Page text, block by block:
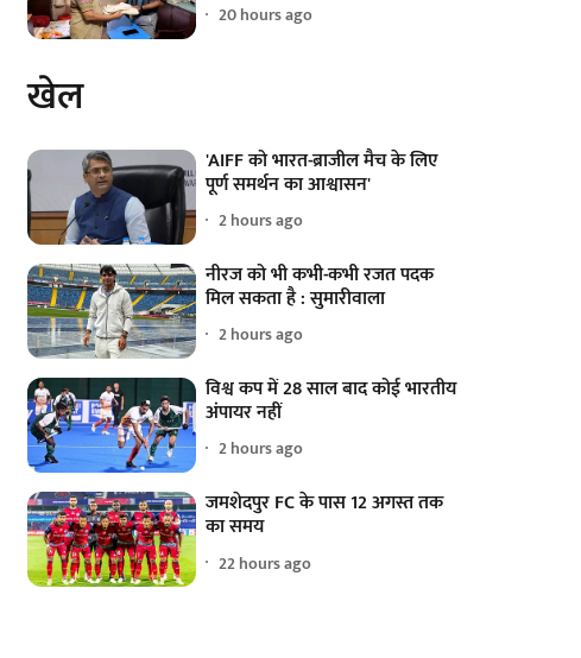
20 hours ago
खेल
'AIFF को भारत-ब्राजील मैच के लिए
पूर्ण समर्थन का आश्वासन'
2 hours ago
नीरज को भी कभी-कभी रजत पदक
मिल सकता है : सुमारीवाला
2 hours ago
विश्व कप में 28 साल बाद कोई भारतीय
अंपायर नहीं
2 hours ago
जमशेदपुर FC के पास 12 अगस्त तक
का समय
22 hours ago